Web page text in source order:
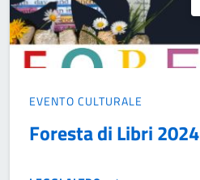
EVENTO CULTURALE
Foresta di Libri 2024